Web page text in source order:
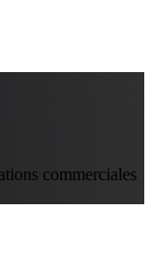
commerciales